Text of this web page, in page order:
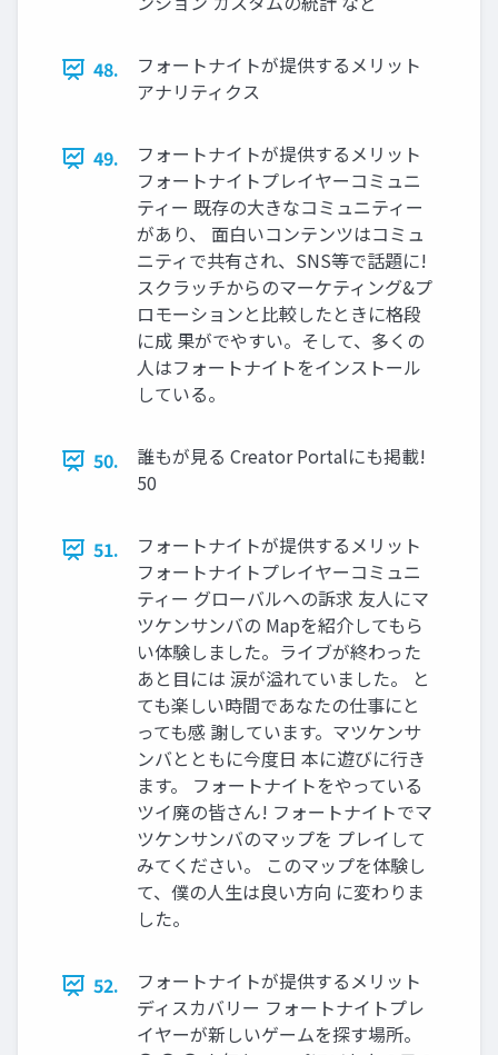
48.
フォートナイトが提供するメリット
アナリティクス
49.
フォートナイトが提供するメリット
フォートナイトプレイヤーコミュニ
ティー 既存の大きなコミュニティー
があり、 面白いコンテンツはコミュ
ニティで共有され、SNS等で話題に!
スクラッチからのマーケティング&プ
ロモーションと比較したときに格段
に成 果がでやすい。そして、多くの
人はフォートナイトをインストール
している。
50.
誰もが見る Creator Portalにも掲載!
50
51.
フォートナイトが提供するメリット
フォートナイトプレイヤーコミュニ
ティー グローバルへの訴求 友人にマ
ツケンサンバの Mapを紹介してもら
い体験しました。ライブが終わった
あと目には 涙が溢れていました。 と
ても楽しい時間であなたの仕事にと
っても感 謝しています。マツケンサ
ンバとともに今度日 本に遊びに行き
ます。 フォートナイトをやっている
ツイ廃の皆さん! フォートナイトでマ
ツケンサンバのマップを プレイして
みてください。 このマップを体験し
て、僕の人生は良い方向 に変わりま
した。
52.
フォートナイトが提供するメリット
ディスカバリー フォートナイトプレ
イヤーが新しいゲームを探す場所。